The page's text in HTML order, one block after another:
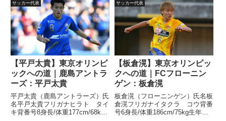
年に入団した神谷優太選手。湘南
ベルマー...
大樹選手。橋岡大樹選手は突出し
た身体能力...
サッカー代表
【平戸太貴】東京オリンピ
ックへの道｜鹿島アントラ
ーズ：平戸太貴
平戸太貴（鹿島アントラーズ）氏
名平戸太貴フリガナヒラト タイ
キ背番号8身長/体重177cm/68kg
サッカー代表
【板倉滉】東京オリンピッ
クへの道｜FCフローニン
ゲン：板倉滉
板倉滉（フローニンゲン）氏名板
倉滉フリガナイタクラ コウ背番
号6身長/体重186cm/75kg生年月